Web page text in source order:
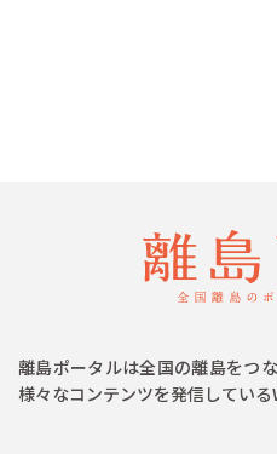
離島ポータルは全国の離島をつ
様々なコンテンツを発信してい